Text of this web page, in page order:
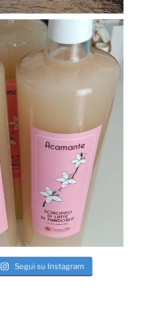
Segui su Instagram